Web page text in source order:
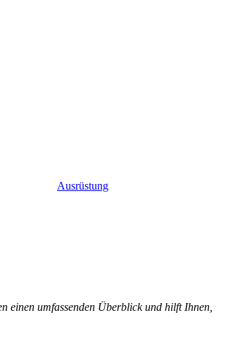
Ausrüstung
einen umfassenden Überblick und hilft Ihnen,